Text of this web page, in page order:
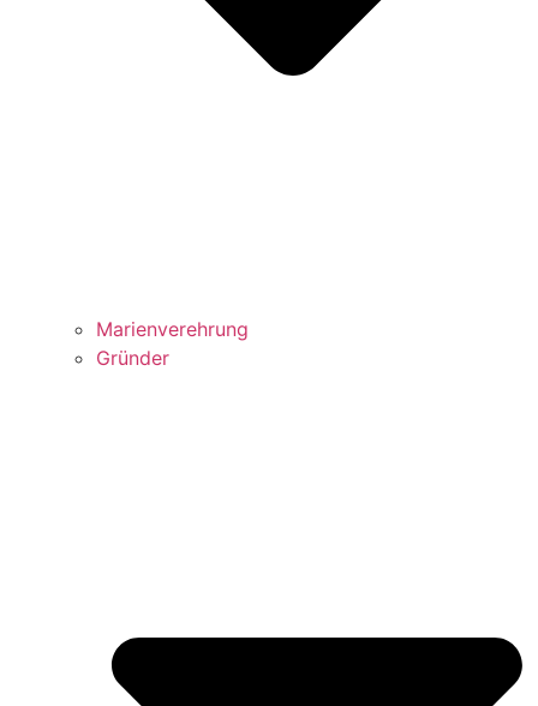
Marienverehrung
Gründer